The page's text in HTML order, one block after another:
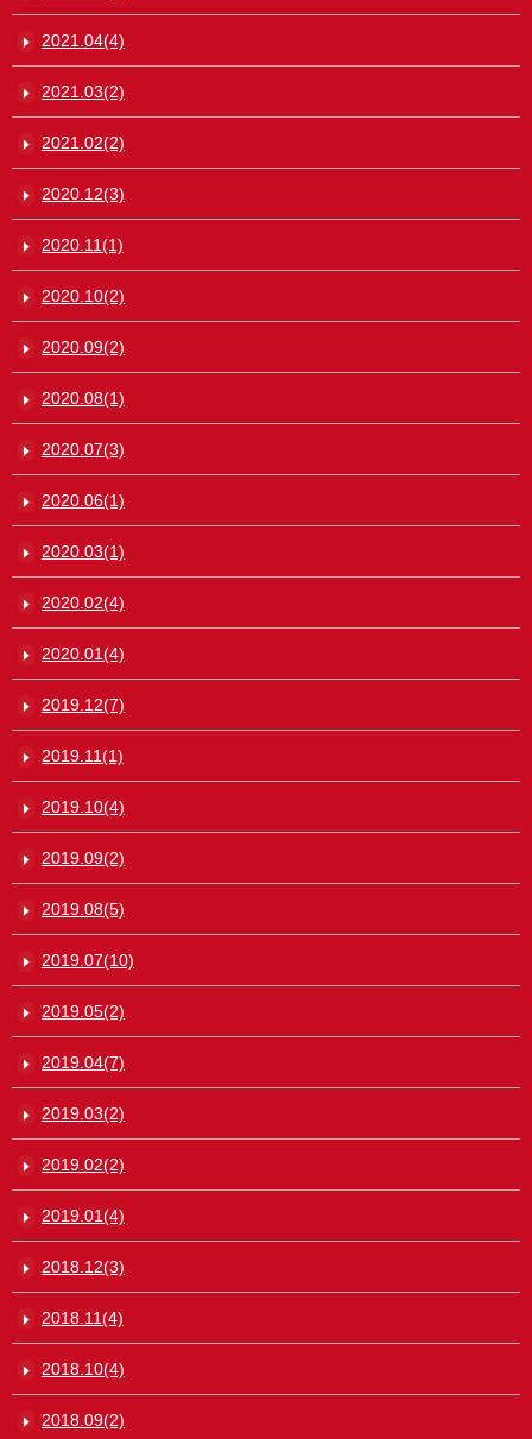
2021.04(4)
2021.03(2)
2021.02(2)
2020.12(3)
2020.11(1)
2020.10(2)
2020.09(2)
2020.08(1)
2020.07(3)
2020.06(1)
2020.03(1)
2020.02(4)
2020.01(4)
2019.12(7)
2019.11(1)
2019.10(4)
2019.09(2)
2019.08(5)
2019.07(10)
2019.05(2)
2019.04(7)
2019.03(2)
2019.02(2)
2019.01(4)
2018.12(3)
2018.11(4)
2018.10(4)
2018.09(2)